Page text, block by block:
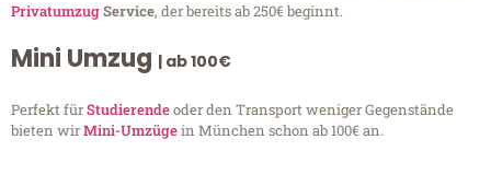
PrivatumzugService, der bereits ab 250€ beginnt.
Mini Umzug | ab 100€
Perfekt fürStudierendeoder den Transport weniger Gegenstände
bieten wirMini-Umzügein München schon ab 100€ an.